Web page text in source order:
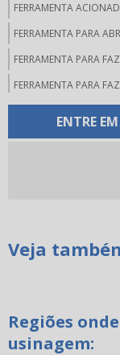
FERRAMENTA
FERRAMENTA PARA
FERRAMENTA PARA
FERRAMENTA PARA
FERRAMENTAS PARA
JOGO DE CHAVE
RECARTILHA DE CORTE
RECARTILHA PARA
ENTRE
Veja
Regiões
usinagem: